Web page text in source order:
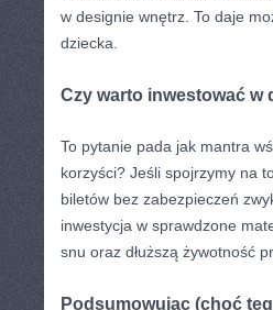
w designie wnętrz. To daje
dziecka.
Czy warto inwestować w
To pytanie pada jak mantra
korzyści? Jeśli spojrzymy na
biletów bez zabezpieczeń
inwestycja w sprawdzone
snu oraz dłuższą żywotność
Podsumowując (choć